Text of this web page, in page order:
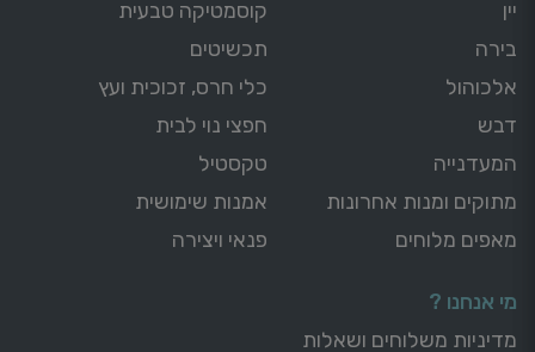
יין
בירה
אלכוהול
דבש
המעדנייה
מתוקים ומנות אחרונות
מאפים מלוחים
קוסמטיקה טבעית
תכשיטים
כלי חרס, זכוכית ועץ
חפצי נוי לבית
טקסטיל
אמנות שימושית
פנאי ויצירה
מי אנחנו ?
מדיניות משלוחים ושאלות